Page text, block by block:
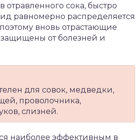
отравленного сока, быстро
равномерно распределяется
вновь отрастающие
защищены от болезней и
для совок, медведки,
проволочника,
слизней.
наиболее эффективным в